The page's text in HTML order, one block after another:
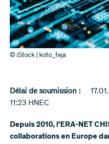
© iStock | koto_feja
Délai de soumission :
11:23 HNEC
Depuis 2010, l'ERA-NET
collaborations en Europe